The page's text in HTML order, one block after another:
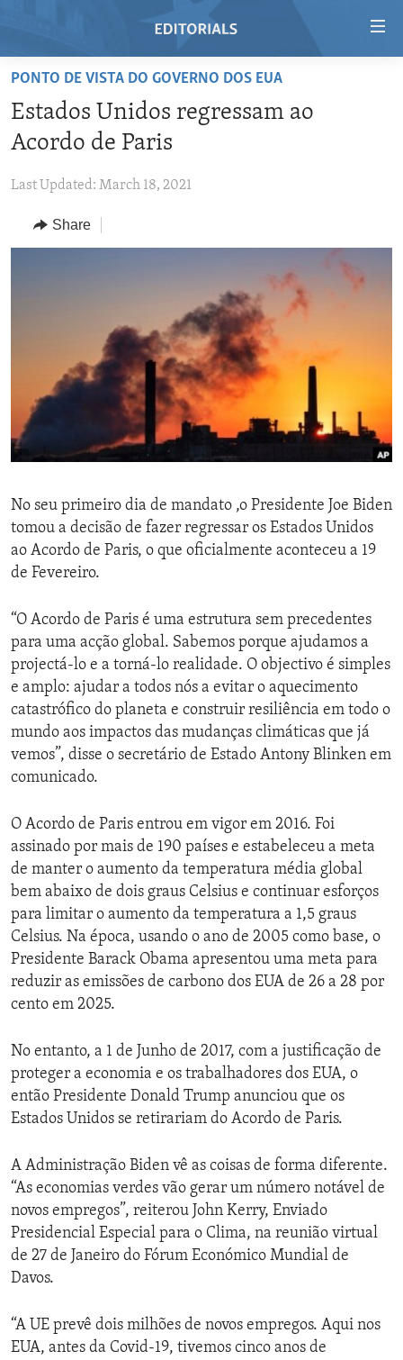
Skip
main
content
to
Navigation
Skip
REGIONS
AFRICA
MIDDLE EAST
TOPICS
AID AND DEVELOPMENT
DEMOCRACY AND GOVERNANCE
ECONOMY AND TRADE
ENVIRONMENT AND HEALTH
IDEALS AND INSTITUTIONS
PONTO DE VISTA DO GOVERNO DOS EUA
Estados Unidos regressam ao
Acordo de Paris
Last Updated: March 18, 2021
Share
No seu primeiro dia de mandato ,o Presidente Joe Biden
tomou a decisão de fazer regressar os Estados Unidos
ao Acordo de Paris, o que oficialmente aconteceu a 19
de Fevereiro.
“O Acordo de Paris é uma estrutura sem precedentes
para uma acção global. Sabemos porque ajudamos a
projectá-lo e a torná-lo realidade. O objectivo é simples
e amplo: ajudar a todos nós a evitar o aquecimento
catastrófico do planeta e construir resiliência em todo o
mundo aos impactos das mudanças climáticas que já
vemos”, disse o secretário de Estado Antony Blinken em
comunicado.
O Acordo de Paris entrou em vigor em 2016. Foi
assinado por mais de 190 países e estabeleceu a meta
de manter o aumento da temperatura média global
bem abaixo de dois graus Celsius e continuar esforços
para limitar o aumento da temperatura a 1,5 graus
Celsius. Na época, usando o ano de 2005 como base, o
Presidente Barack Obama apresentou uma meta para
reduzir as emissões de carbono dos EUA de 26 a 28 por
cento em 2025.
No entanto, a 1 de Junho de 2017, com a justificação de
proteger a economia e os trabalhadores dos EUA, o
então Presidente Donald Trump anunciou que os
Estados Unidos se retirariam do Acordo de Paris.
A Administração Biden vê as coisas de forma diferente.
“As economias verdes vão gerar um número notável de
novos empregos”, reiterou John Kerry, Enviado
Presidencial Especial para o Clima, na reunião virtual
de 27 de Janeiro do Fórum Económico Mundial de
Davos.
“A UE prevê dois milhões de novos empregos. Aqui nos
EUA, antes da Covid-19, tivemos cinco anos de